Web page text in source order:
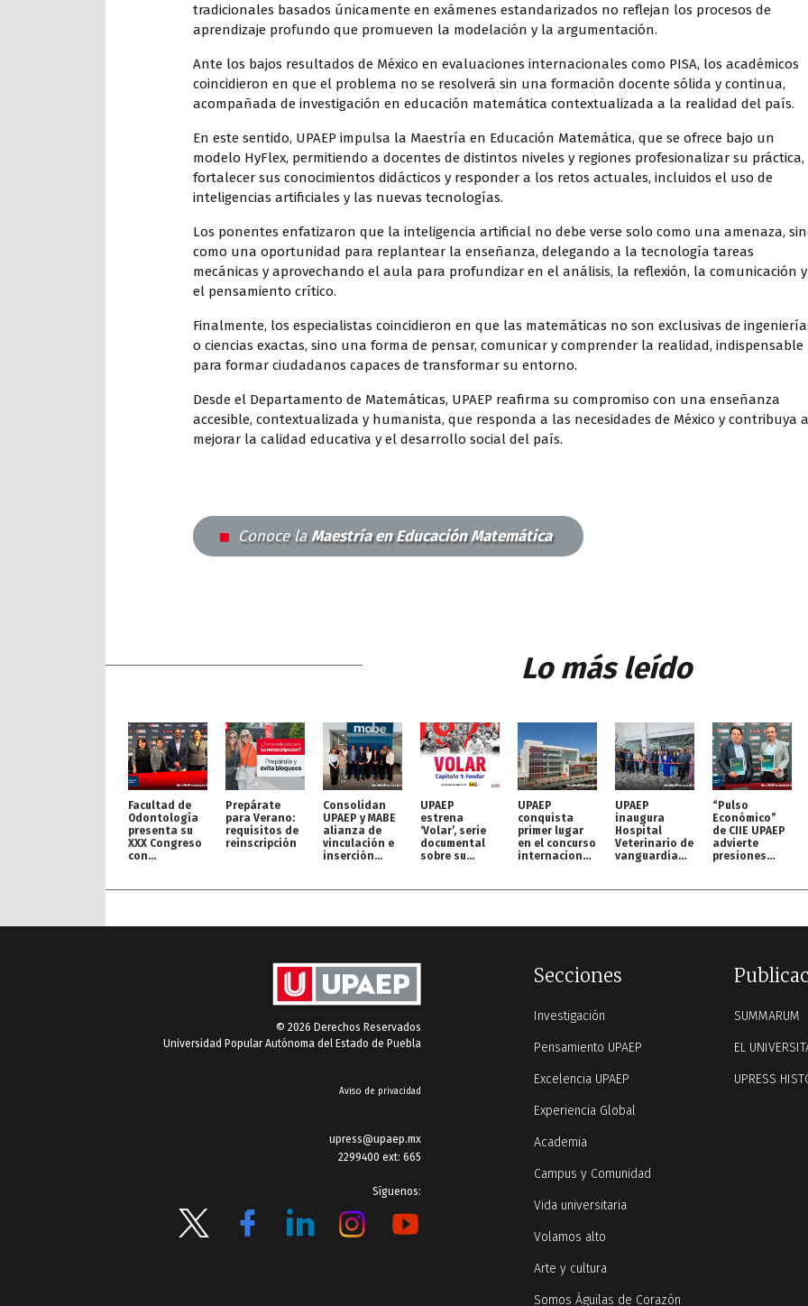
tradicionales basados únicamente en exámenes estandarizados no reflejan los procesos de
aprendizaje profundo que promueven la modelación y la argumentación.
Ante los bajos resultados de México en evaluaciones internacionales como PISA, los académicos
coincidieron en que el problema no se resolverá sin una formación docente sólida y continua,
acompañada de investigación en educación matemática contextualizada a la realidad del país.
En este sentido, UPAEP impulsa la Maestría en Educación Matemática, que se ofrece bajo un
modelo HyFlex, permitiendo a docentes de distintos niveles y regiones profesionalizar su práctica,
fortalecer sus conocimientos didácticos y responder a los retos actuales, incluidos el uso de
inteligencias artificiales y las nuevas tecnologías.
Los ponentes enfatizaron que la inteligencia artificial no debe verse solo como una amenaza,
como una oportunidad para replantear la enseñanza, delegando a la tecnología tareas
mecánicas y aprovechando el aula para profundizar en el análisis, la reflexión, la comunicación y
el pensamiento crítico.
Finalmente, los especialistas coincidieron en que las matemáticas no son exclusivas de
o ciencias exactas, sino una forma de pensar, comunicar y comprender la realidad, indispensable
para formar ciudadanos capaces de transformar su entorno.
Desde el Departamento de Matemáticas, UPAEP reafirma su compromiso con una enseñanza
accesible, contextualizada y humanista, que responda a las necesidades de México y contribuya a
mejorar la calidad educativa y el desarrollo social del país.
Conoce laMaestría en Educación Matemática
Lo más leído
Facultad de
Odontología
presenta su
XXX Congreso
con
Prepárate
para Verano:
requisitos de
reinscripción
Consolidan
UPAEP y MABE
alianza de
vinculación e
inserción
UPAEP
estrena
‘Volar’, serie
documental
sobre su
UPAEP
conquista
primer lugar
en el concurso
internacional
UPAEP
inaugura
Hospital
Veterinario de
vanguardia
“Pulso
Económico”
de CIIE UPAEP
advierte
presiones
México
© 2026 Derechos Reservados
Universidad Popular Autónoma del Estado de Puebla
Aviso de privacidad
upress@upaep.mx
2299400 ext: 665
Síguenos:
Secciones
Investigación
Pensamiento UPAEP
Excelencia UPAEP
Experiencia Global
Academia
Campus y Comunidad
Vida universitaria
Volamos alto
Arte y cultura
Somos Águilas de Corazón
SUMMARUM
EL
UPRESS